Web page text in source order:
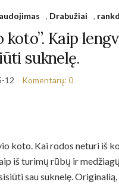
, Drabužiai ,
koto”. Kaip
suknelę.
12 Komentarų: 0
koto. Kai rodos neturi iš
iš turimų rūbų ir
sau suknelę.